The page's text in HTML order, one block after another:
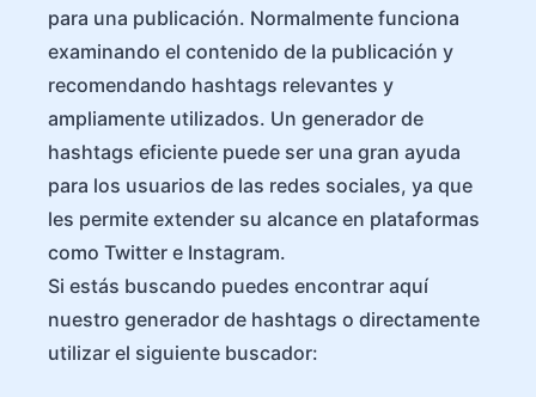
para una publicación. Normalmente funciona
examinando el contenido de la publicación y
recomendando hashtags relevantes y
ampliamente utilizados. Un generador de
hashtags eficiente puede ser una gran ayuda
para los usuarios de las redes sociales, ya que
les permite extender su alcance en plataformas
como Twitter e Instagram.
Si estás buscando puedes encontrar aquí
nuestro generador de hashtags o directamente
utilizar el siguiente buscador: